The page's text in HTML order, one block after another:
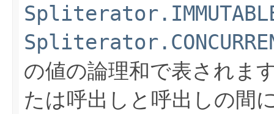
の値の論理和で表されま
たは呼出しと呼出しの間